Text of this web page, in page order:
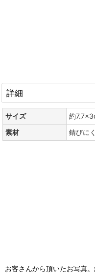
詳細
サイズ
約
素材
錆びに
お客さんから頂いたお写真